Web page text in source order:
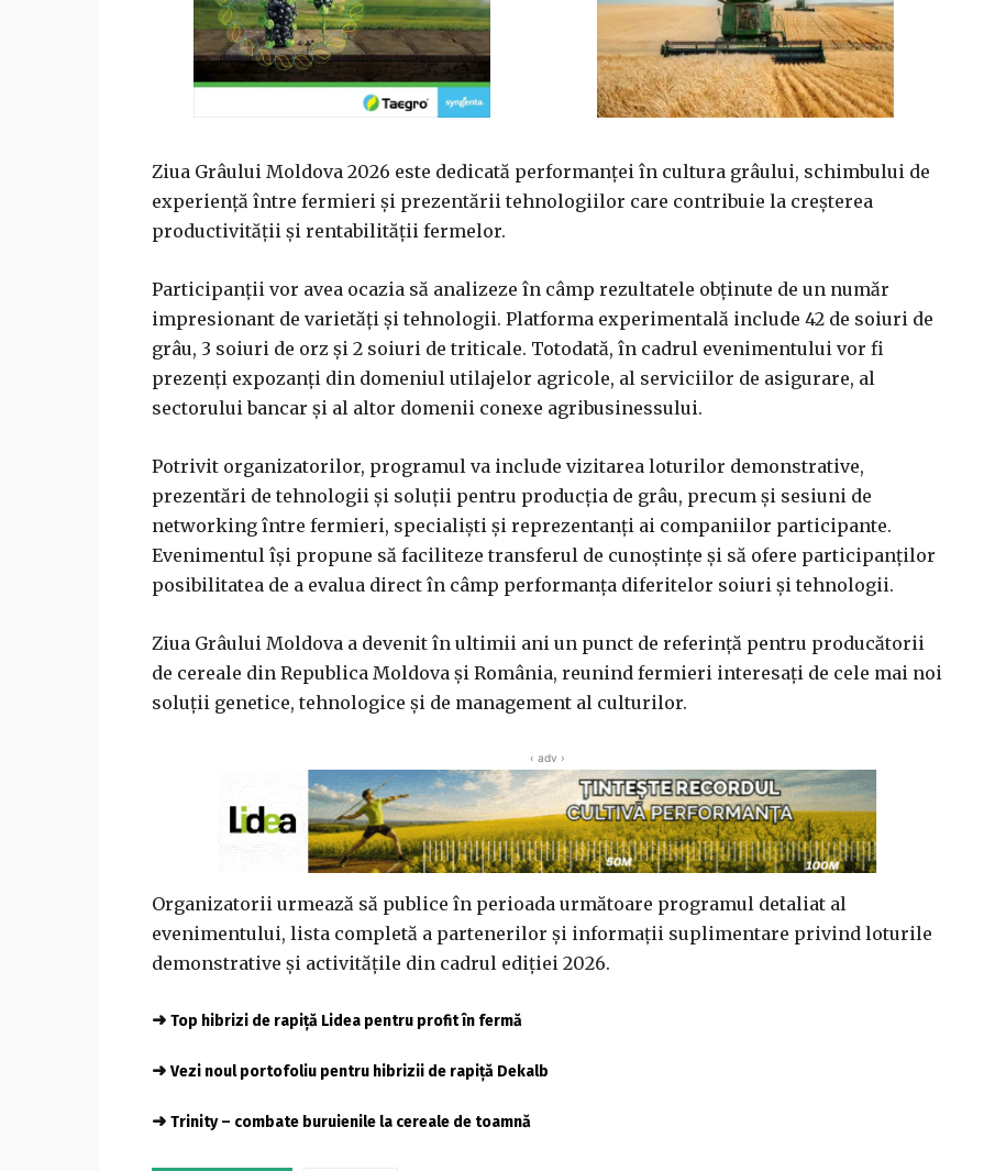
Ziua Grâului Moldova 2026 este dedicată performanței în cultura grâului, schimbului de
experiență între fermieri și prezentării tehnologiilor care contribuie la creșterea
productivității și rentabilității fermelor.
Participanții vor avea ocazia să analizeze în câmp rezultatele obținute de un număr
impresionant de varietăți și tehnologii. Platforma experimentală include 42 de soiuri de
grâu, 3 soiuri de orz și 2 soiuri de triticale. Totodată, în cadrul evenimentului vor fi
prezenți expozanți din domeniul utilajelor agricole, al serviciilor de asigurare, al
sectorului bancar și al altor domenii conexe agribusinessului.
Potrivit organizatorilor, programul va include vizitarea loturilor demonstrative,
prezentări de tehnologii și soluții pentru producția de grâu, precum și sesiuni de
networking între fermieri, specialiști și reprezentanți ai companiilor participante.
Evenimentul își propune să faciliteze transferul de cunoștințe și să ofere participanților
posibilitatea de a evalua direct în câmp performanța diferitelor soiuri și tehnologii.
Ziua Grâului Moldova a devenit în ultimii ani un punct de referință pentru producătorii
de cereale din Republica Moldova și România, reunind fermieri interesați de cele mai noi
soluții genetice, tehnologice și de management al culturilor.
‹ adv ›
Organizatorii urmează să publice în perioada următoare programul detaliat al
evenimentului, lista completă a partenerilor și informații suplimentare privind loturile
demonstrative și activitățile din cadrul ediției 2026.
➜ Top hibrizi de rapiță Lidea pentru profit în fermă
➜ Vezi noul portofoliu pentru hibrizii de rapiță Dekalb
➜ Trinity – combate buruienile la cereale de toamnă